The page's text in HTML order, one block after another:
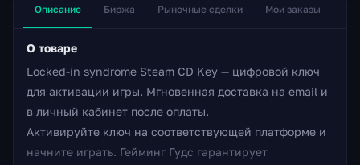
Описание Биржа Рыночные сделки Мои заказы
О товаре
Locked-in syndrome Steam CD Key — цифровой ключ
для активации игры. Мгновенная доставка на email и
в личный кабинет после оплаты.
Активируйте ключ на соответствующей платформе и
начните играть. Гейминг Гудс гарантирует